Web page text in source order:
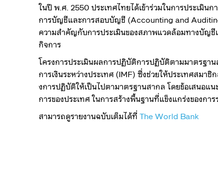
​​ในปี พ.ศ. 2550 ประเทศไทยได้เข้าร่วมในการประเมิ
การบัญชีและการสอบบัญชี (Accounting and
ความสำคัญกับการประเมินของสภาพแวดล้อมทางบัญ
กิจการ
โครงการประเมินผลการปฏิบัติการปฏิบัติตามมาตรฐา
การเงินระหว่างประเทศ (IMF) ซึ่งช่วยให้ประเทศสมา
งก​ารปฏิบัติให้เป็นไปตามาตรฐานสากล โดยข้อเสนอแ
การของประเทศ ในการสร้างพื้นฐานที่แข็งแกร่งของการ
สามารถดูรายงานฉบับเต็มได้ที่The Worl​d Bank​